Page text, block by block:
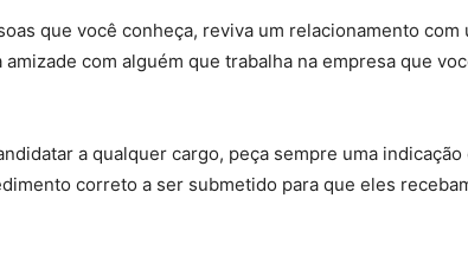
que você conheça, reviva um relacionamento com
com alguém que trabalha na empresa que
a qualquer cargo, peça sempre uma
correto a ser submetido para que eles